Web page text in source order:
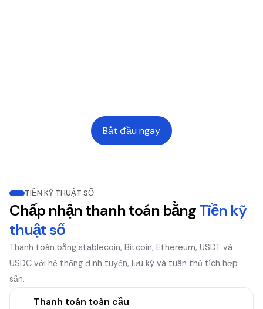
Bắt đầu ngay
TIỀN KỸ THUẬT SỐ
Chấp nhận thanh toán bằngTiền kỹ
thuật số
Thanh toán bằng stablecoin, Bitcoin, Ethereum, USDT và
USDC với hệ thống định tuyến, lưu ký và tuân thủ tích hợp
sẵn.
Thanh toán toàn cầu